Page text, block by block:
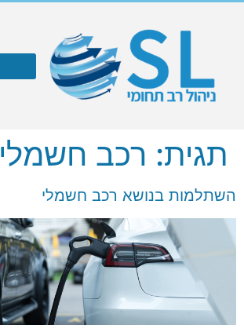
תגית: רכב חשמלי
השתלמות בנושא רכב חשמלי